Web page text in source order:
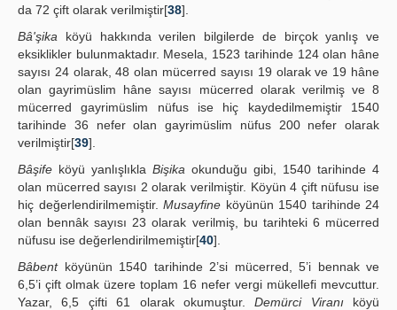
da 72 çift olarak verilmiştir[38].
Bâ'şika köyü hakkında verilen bilgilerde de birçok yanlış ve
eksiklikler bulunmaktadır. Mesela, 1523 tarihinde 124 olan hâne
sayısı 24 olarak, 48 olan mücerred sayısı 19 olarak ve 19 hâne
olan gayrimüslim hâne sayısı mücerred olarak verilmiş ve 8
mücerred gayrimüslim nüfus ise hiç kaydedilmemiştir 1540
tarihinde 36 nefer olan gayrimüslim nüfus 200 nefer olarak
verilmiştir[39].
Bâşife köyü yanlışlıkla Bişika okunduğu gibi, 1540 tarihinde 4
olan mücerred sayısı 2 olarak verilmiştir. Köyün 4 çift nüfusu ise
hiç değerlendirilmemiştir. Musayfine köyünün 1540 tarihinde 24
olan bennâk sayısı 23 olarak verilmiş, bu tarihteki 6 mücerred
nüfusu ise değerlendirilmemiştir[40].
Bâbentköyünün 1540 tarihinde 2’si mücerred, 5’i bennak ve
6,5’i çift olmak üzere toplam 16 nefer vergi mükellefi mevcuttur.
Yazar, 6,5 çifti 61 olarak okumuştur.Demürci Viranıköyü